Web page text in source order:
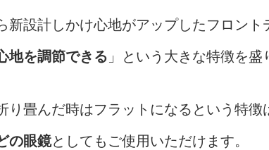
新設計しかけ心地がアップしたフロント
地を調節できる 」という大きな特徴を盛
り畳んだ時はフラットになるという特徴
の眼鏡としてもご使用いただけます。